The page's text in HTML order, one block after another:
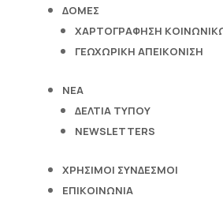
ΔΟΜΈΣ
ΧΑΡΤΟΓΡΆΦΗΣΗ
ΓΕΩΧΩΡΙΚΉ ΑΠΕΙΚΌΝΙΣΗ
ΝΈΑ
ΔΕΛΤΊΑ ΤΎΠΟΥ
NEWSLETTERS
ΧΡΉΣΙΜΟΙ ΣΎΝΔΕΣΜΟΙ
ΕΠΙΚΟΙΝΩΝΊΑ